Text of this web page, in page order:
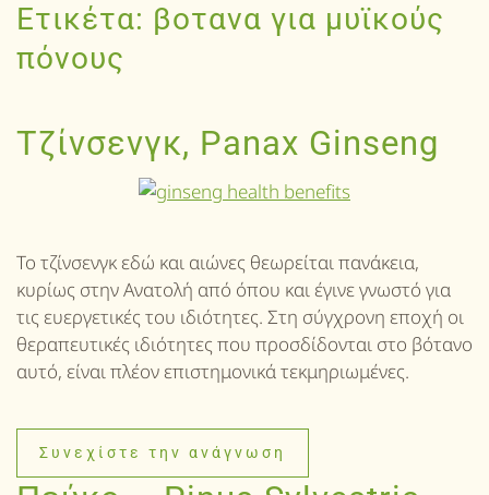
Ετικέτα: βοτανα για μυϊκούς
πόνους
Τζίνσενγκ, Panax Ginseng
Το τζίνσενγκ εδώ και αιώνες θεωρείται πανάκεια,
κυρίως στην Ανατολή από όπου και έγινε γνωστό για
τις ευεργετικές του ιδιότητες. Στη σύγχρονη εποχή οι
θεραπευτικές ιδιότητες που προσδίδονται στο βότανο
αυτό, είναι πλέον επιστημονικά τεκμηριωμένες.
Συνεχίστε την ανάγνωση